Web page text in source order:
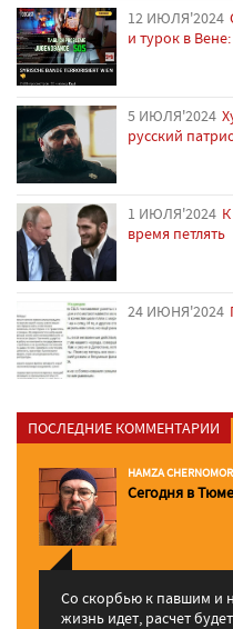
12 ИЮЛЯ'2024
и турок в
5 ИЮЛЯ'2024
русский
1 ИЮЛЯ'2024
время петлять
24 ИЮНЯ'2024
ПОСЛЕДНИЕ КОММЕНТАРИИ
HAMZA
Сегодня в
Со скорбью к павшим и
жизнь идет, расчет